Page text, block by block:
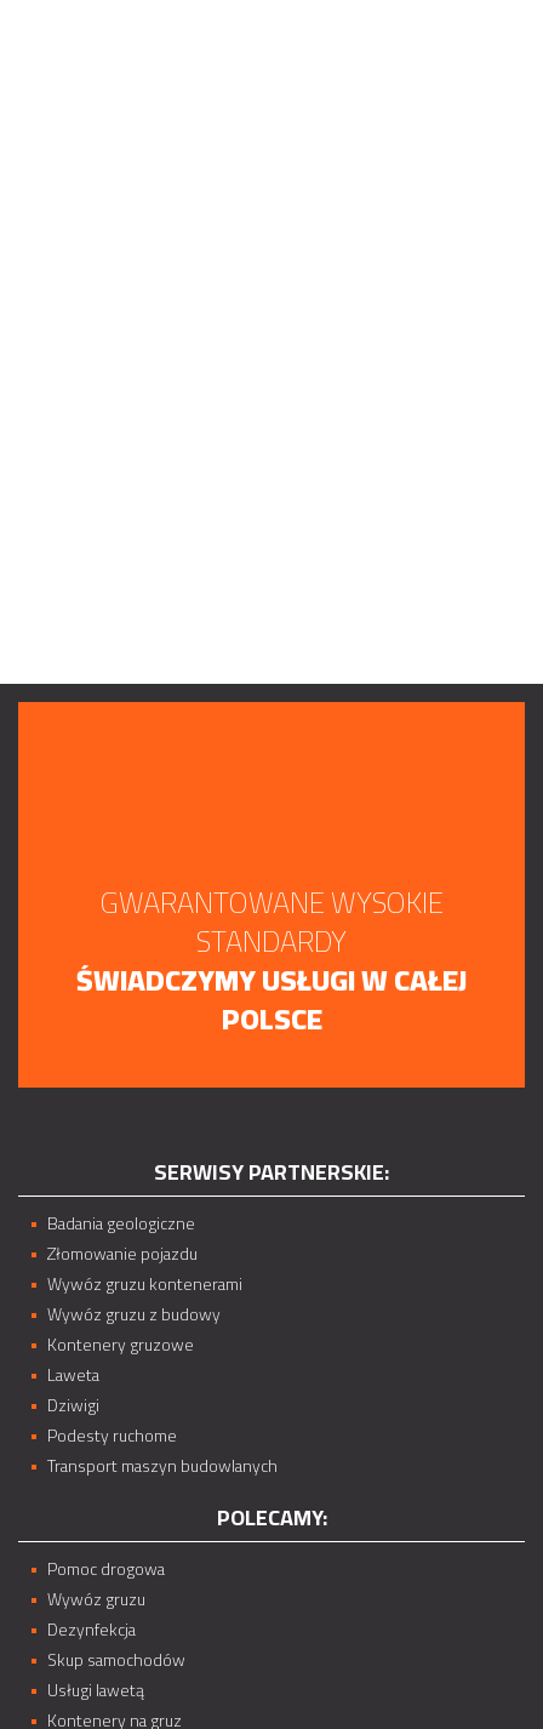
GWARANTOWANE WYSOKIE
STANDARDY
ŚWIADCZYMY USŁUGI W CAŁEJ
POLSCE
SERWISY PARTNERSKIE:
Badania geologiczne
Złomowanie pojazdu
Wywóz gruzu kontenerami
Wywóz gruzu z budowy
Kontenery gruzowe
Laweta
Dziwigi
Podesty ruchome
Transport maszyn budowlanych
POLECAMY:
Pomoc drogowa
Wywóz gruzu
Dezynfekcja
Skup samochodów
Usługi lawetą
Kontenery na gruz